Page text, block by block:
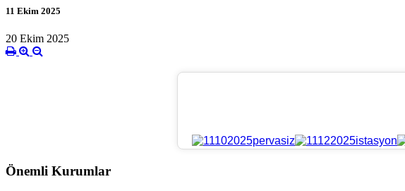
11 Ekim 2025
20 Ekim 2025
Önemli Kurumlar